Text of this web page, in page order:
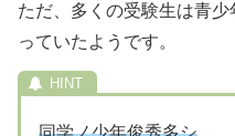
ただ、多くの受験生は青
っていたようです。